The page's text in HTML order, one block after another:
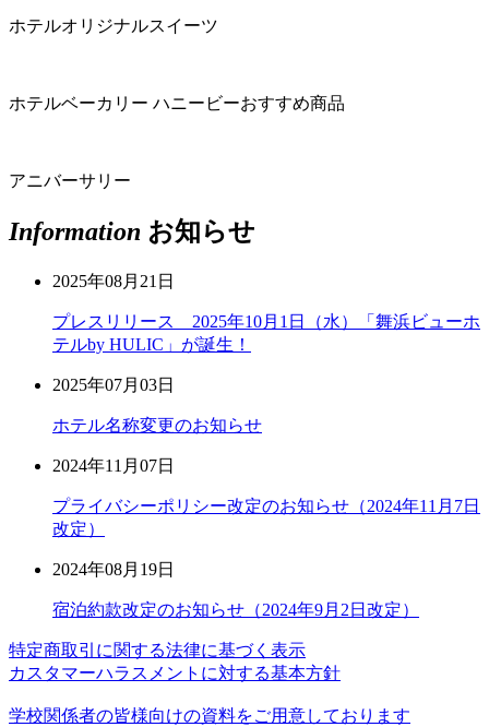
ホテルオリジナルスイーツ
ホテルベーカリー ハニービーおすすめ商品
アニバーサリー
Information お知らせ
2025年08月21日
プレスリリース 2025年10月1日（水）「舞浜ビューホ
テルby HULIC」が誕生！
2025年07月03日
ホテル名称変更のお知らせ
2024年11月07日
プライバシーポリシー改定のお知らせ（2024年11月7日
改定）
2024年08月19日
宿泊約款改定のお知らせ（2024年9月2日改定）
特定商取引に関する法律に基づく表示
カスタマーハラスメントに対する基本方針
学校関係者の皆様向けの資料をご用意しております